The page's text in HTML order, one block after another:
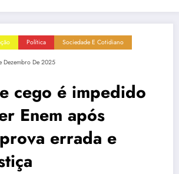
Política Sociedade E Cotidiano
Dezembro De 2025
cego é impedido
Enem após
errada e